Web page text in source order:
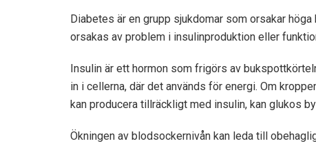
Diabetes är en grupp sjukdomar som orsakar
orsakas av problem i insulinproduktion eller
Insulin är ett hormon som frigörs av
in i cellerna, där det används för energi. Om
kan producera tillräckligt med insulin, kan glukos
Ökningen av blodsockernivån kan leda till